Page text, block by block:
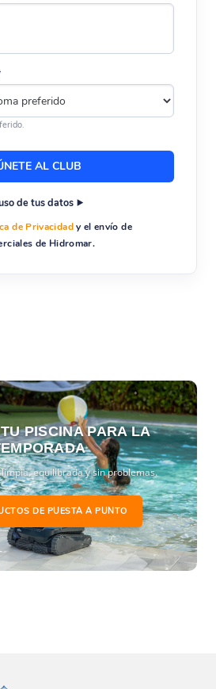
de tus datos
de Privacidady el envío de
de Hidromar.
PISCINA PARA LA
equilibrada y sin problemas.
DE PUESTA A PUNTO